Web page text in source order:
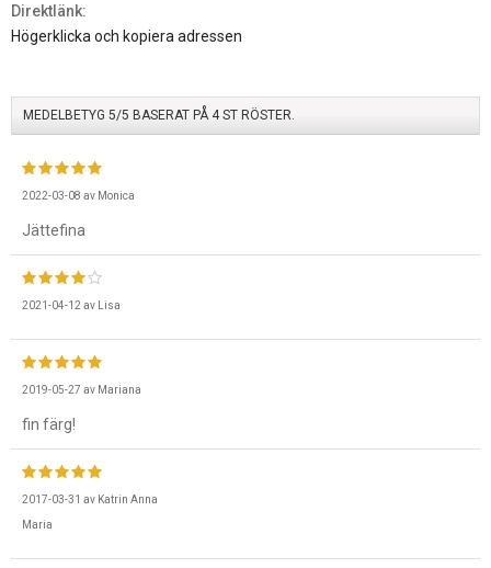
Direktlänk:
Högerklicka och kopiera adressen
MEDELBETYG 5/5 BASERAT PÅ 4ST RÖSTER.
2022-03-08 av Monica
Jättefina
2021-04-12 av Lisa
2019-05-27 av Mariana
fin färg!
2017-03-31 av Katrin Anna
Maria